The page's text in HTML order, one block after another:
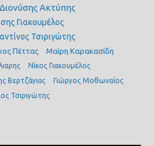
Διονύσης Ακτύπης
Γιακουμέλος
Τσιριγώτης
Πέττας Μαίρη Καρακασίδη
Νίκος Γιακουμέλος
Βερτζάγιας
Γιώργος Μοθωναίος
Τσιριγώτης